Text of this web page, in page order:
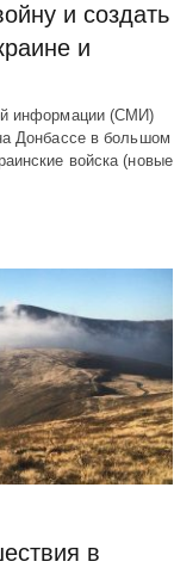
и создать
и
информации (СМИ)
Донбассе в большом
войска (новые
в